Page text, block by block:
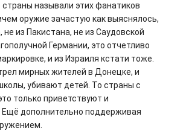
называли этих фанатиков
оружие зачастую как выяснялось,
не из Пакистана, не из Саудовской
Германии, это отчетливо
и из Израиля кстати тоже.
мирных жителей в Донецке, и
убивают детей. То страны с
только приветствуют и
дополнительно поддерживая